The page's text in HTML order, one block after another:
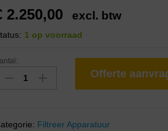
2.250,00 excl. btw
1 op voorraad
Offerte
Filtreer Apparatuur